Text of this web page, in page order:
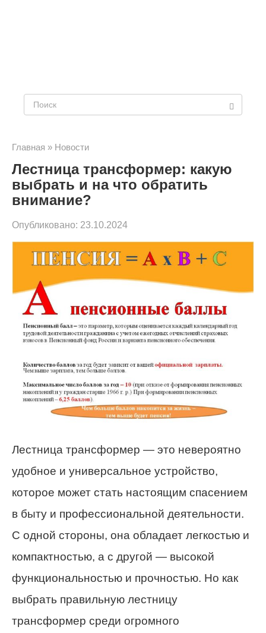
Главная » Новости
Лестница трансформер: какую
выбрать и на что обратить
внимание?
Опубликовано: 23.10.2024
Лестница трансформер — это невероятно
удобное и универсальное устройство,
которое может стать настоящим спасением
в быту и профессиональной деятельности.
С одной стороны, она обладает легкостью и
компактностью, а с другой — высокой
функциональностью и прочностью. Но как
выбрать правильную лестницу
трансформер среди огромного